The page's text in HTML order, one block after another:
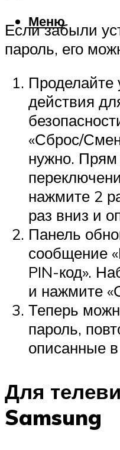
Меню
Если забыли
пароль, его
действия
«Сброс/
нужно.
нажмите 2
раз вниз и
Панель
сообщение
PIN-код».
и нажмите
Теперь
пароль,
описанные
Для
Samsung